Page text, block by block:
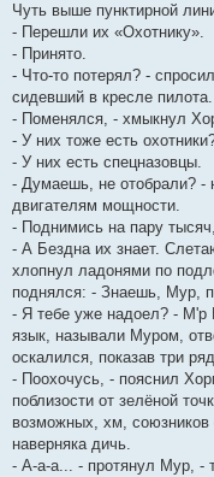
Чуть выше пунктирной
- Перешли их «Охотнику».
- Принято.
- Что-то потерял? -
сидевший в кресле пилота.
- Поменялся, - хмыкнул
- У них тоже есть
- У них есть спецназовцы.
- Думаешь, не отобрали? -
двигателям мощности.
- Поднимись на пару
- А Бездна их знает.
хлопнул ладонями по
поднялся: - Знаешь, Мур,
- Я тебе уже надоел? - М'р
язык, называли Муром,
оскалился, показав три
- Поохочусь, - пояснил
поблизости от зелёной
возможных, хм, союзников
наверняка дичь.
- А-а-а... - протянул Мур, -